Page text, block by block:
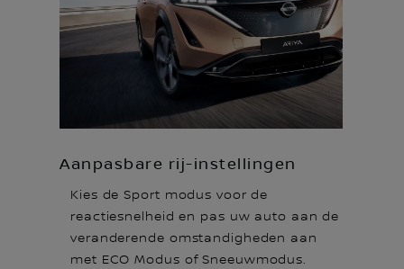
Aanpasbare rij-instellingen
Kies de Sport modus voor de
reactiesnelheid en pas uw auto aan de
veranderende omstandigheden aan
met ECO Modus of Sneeuwmodus.